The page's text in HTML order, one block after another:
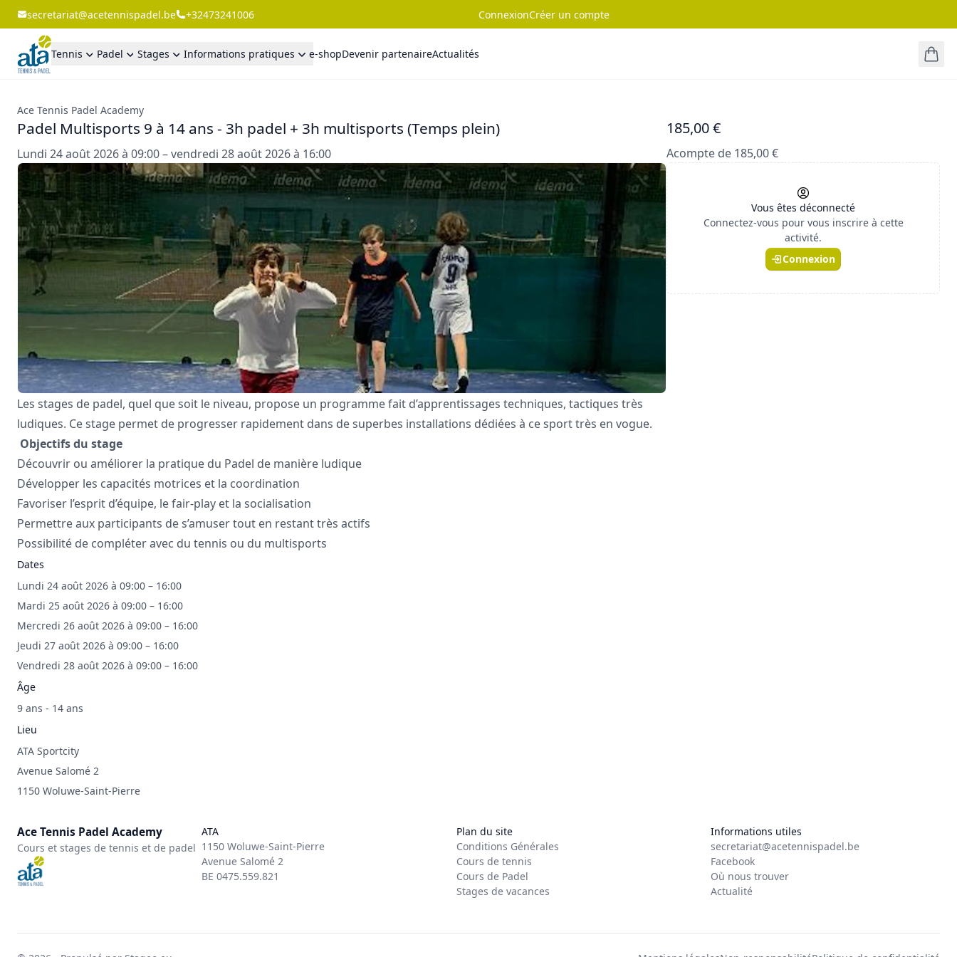
secretariat@acetennispadel.be +32473241006 ConnexionCréer un compte
Tennis Padel Stages Informations pratiques e-shopDevenir partenaireActualités
Ace Tennis Padel Academy
Padel Multisports 9 à 14 ans - 3h padel + 3h multisports (Temps plein)
Lundi 24 août 2026 à 09:00 – vendredi 28 août 2026 à 16:00
185,00 €
Acompte de 185,00 €
Les stages de padel, quel que soit le niveau, propose un programme fait d’apprentissages techniques, tactiques très
ludiques. Ce stage permet de progresser rapidement dans de superbes installations dédiées à ce sport très en vogue.
Objectifs du stage
Découvrir ou améliorer la pratique du Padel de manière ludique
Développer les capacités motrices et la coordination
Favoriser l’esprit d’équipe, le fair-play et la socialisation
Permettre aux participants de s’amuser tout en restant très actifs
Possibilité de compléter avec du tennis ou du multisports
Dates
Lundi 24 août 2026 à 09:00 – 16:00
Mardi 25 août 2026 à 09:00 – 16:00
Mercredi 26 août 2026 à 09:00 – 16:00
Jeudi 27 août 2026 à 09:00 – 16:00
Vendredi 28 août 2026 à 09:00 – 16:00
Âge
9 ans - 14 ans
Lieu
ATA Sportcity
Avenue Salomé 2
1150 Woluwe-Saint-Pierre
Vous êtes déconnecté
Connectez-vous pour vous inscrire à cette
activité.
Connexion
Ace Tennis Padel Academy
Cours et stages de tennis et de padel
ATA
1150 Woluwe-Saint-Pierre
Avenue Salomé 2
BE 0475.559.821
Plan du site
Conditions Générales
Cours de tennis
Cours de Padel
Stages de vacances
Informations utiles
secretariat@acetennispadel.be
Facebook
Où nous trouver
Actualité